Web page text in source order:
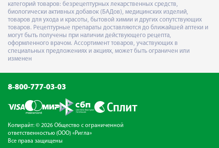
категорий товаров: безрецептурных лекарственных средств,
биологически активных добавок (БАДов), медицинских изделий,
товаров для ухода и красоты, бытовой химии и других сопутствующих
товаров. Рецептурные препараты доставляются до ближайшей аптеки и
могут быть получены при наличии действующего рецепта,
оформленного врачом. Ассортимент товаров, участвующих в
специальных предложениях и акциях, может быть ограничен или
изменен
8-800-777-03-03
Копирайт: © 2026 Общество с ограниченной
ответственностью (ООО) «Ригла»
Все права защищены